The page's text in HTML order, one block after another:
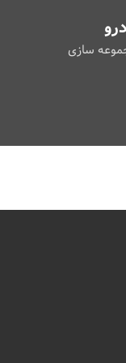
سازی